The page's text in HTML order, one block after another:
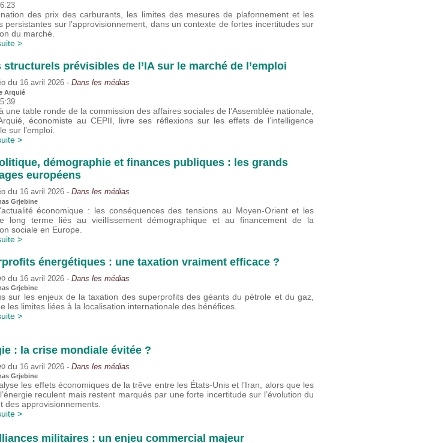
des prix des carburants, les limites des mesures de plafonnement et les
persistantes sur l’approvisionnement, dans un contexte de fortes incertitudes sur
du marché.
>
structurels prévisibles de l’IA sur le marché de l’emploi
du 16 avril 2026 - Dans les médias
Arquié
une table ronde de la commission des affaires sociales de l’Assemblée nationale,
économiste au CEPII, livre ses réflexions sur les effets de l’intelligence
sur l’emploi.
>
démographie et finances publiques : les grands
européens
du 16 avril 2026 - Dans les médias
Grjebine
économique : les conséquences des tensions au Moyen-Orient et les
long terme liés au vieillissement démographique et au financement de la
sociale en Europe.
>
énergétiques : une taxation vraiment efficace ?
du 16 avril 2026 - Dans les médias
Grjebine
sur les enjeux de la taxation des superprofits des géants du pétrole et du gaz,
les limites liées à la localisation internationale des bénéfices.
>
: la crise mondiale évitée ?
du 16 avril 2026 - Dans les médias
Grjebine
les effets économiques de la trêve entre les États-Unis et l’Iran, alors que les
reculent mais restent marqués par une forte incertitude sur l’évolution du
des approvisionnements.
>
militaires : un enjeu commercial majeur